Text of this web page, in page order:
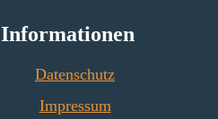
Informationen
Datenschutz
Impressum